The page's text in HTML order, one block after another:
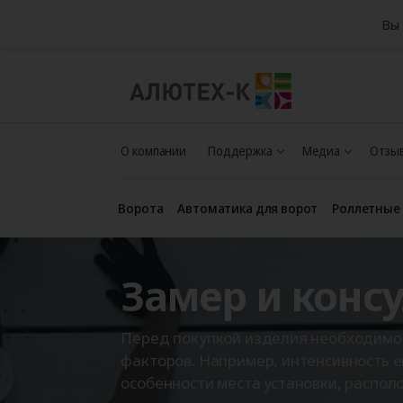
О компании Поддержка Медиа
Ворота Автоматика для ворот
Замер и
Перед покупкой изделия необходимо
факторов. Например, интенсивность
особенности места установки,
Вы